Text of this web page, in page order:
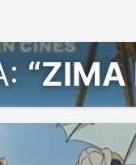
“ZIMA